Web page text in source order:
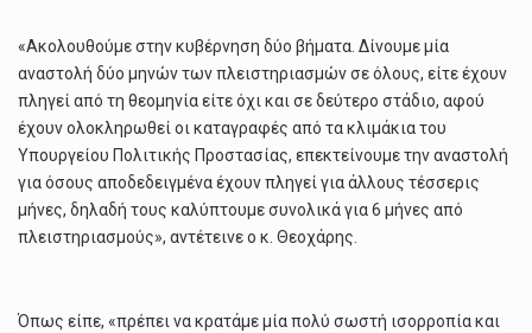
«Ακολουθούμε στην κυβέρνηση δύο βήματα. Δίνουμε μία
αναστολή δύο μηνών των πλειστηριασμών σε όλους, είτε έχουν
πληγεί από τη θεομηνία είτε όχι και σε δεύτερο στάδιο, αφού
έχουν ολοκληρωθεί οι καταγραφές από τα κλιμάκια του
Υπουργείου Πολιτικής Προστασίας, επεκτείνουμε την αναστολή
για όσους αποδεδειγμένα έχουν πληγεί για άλλους τέσσερις
μήνες, δηλαδή τους καλύπτουμε συνολικά για 6 μήνες από
πλειστηριασμούς», αντέτεινε ο κ. Θεοχάρης.
Όπως είπε, «πρέπει να κρατάμε μία πολύ σωστή ισορροπία και